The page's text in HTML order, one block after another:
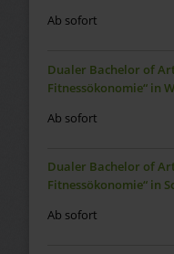
Ab sofort
Dualer Bachelor of
Fitnessökonomie“ in
Ab sofort
Dualer Bachelor of
Fitnessökonomie“ in
Ab sofort